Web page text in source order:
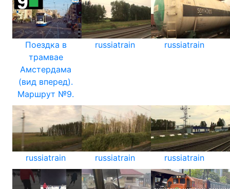
Поездка в
трамвае
Амстердама
(вид вперед).
Маршрут №9.
russiatrain russiatrain
russiatrain russiatrain russiatrain